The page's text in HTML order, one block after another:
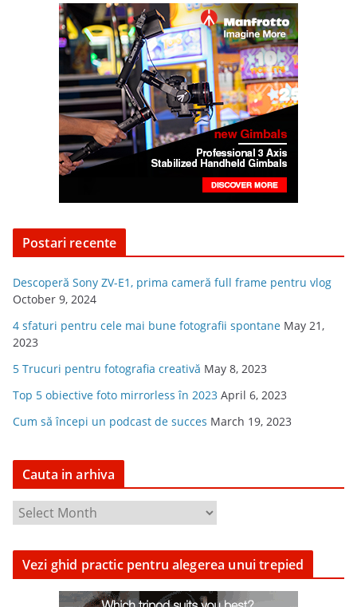
Postari recente
Descoperă Sony ZV-E1, prima cameră full frame pentru vlog
October 9, 2024
4 sfaturi pentru cele mai bune fotografii spontane May 21,
2023
5 Trucuri pentru fotografia creativă May 8, 2023
Top 5 obiective foto mirrorless în 2023 April 6, 2023
Cum să începi un podcast de succes March 19, 2023
Cauta in arhiva
a
u
Vezi ghid practic pentru alegerea unui trepied